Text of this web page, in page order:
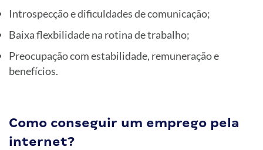
Introspecção e dificuldades de comunicação;
Baixa flexbilidade na rotina de trabalho;
Preocupação com estabilidade, remuneração e
benefícios.
Como conseguir um emprego pela
internet?